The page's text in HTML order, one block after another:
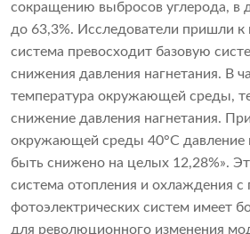
сокращению выбросов углерода, в
до 63,3%. Исследователи пришли
система превосходит базовую
снижения давления нагнетания. В
температура окружающей среды,
снижение давления нагнетания.
окружающей среды 40°C давление
быть снижено на целых 12,28%».
система отопления и охлаждения с
фотоэлектрических систем имеет
для революционного изменения